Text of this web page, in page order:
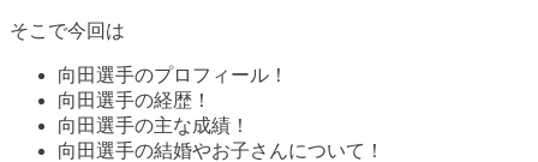
そこで今回は
向田選手のプロフィール！
向田選手の経歴！
向田選手の主な成績！
向田選手の結婚やお子さんについて！